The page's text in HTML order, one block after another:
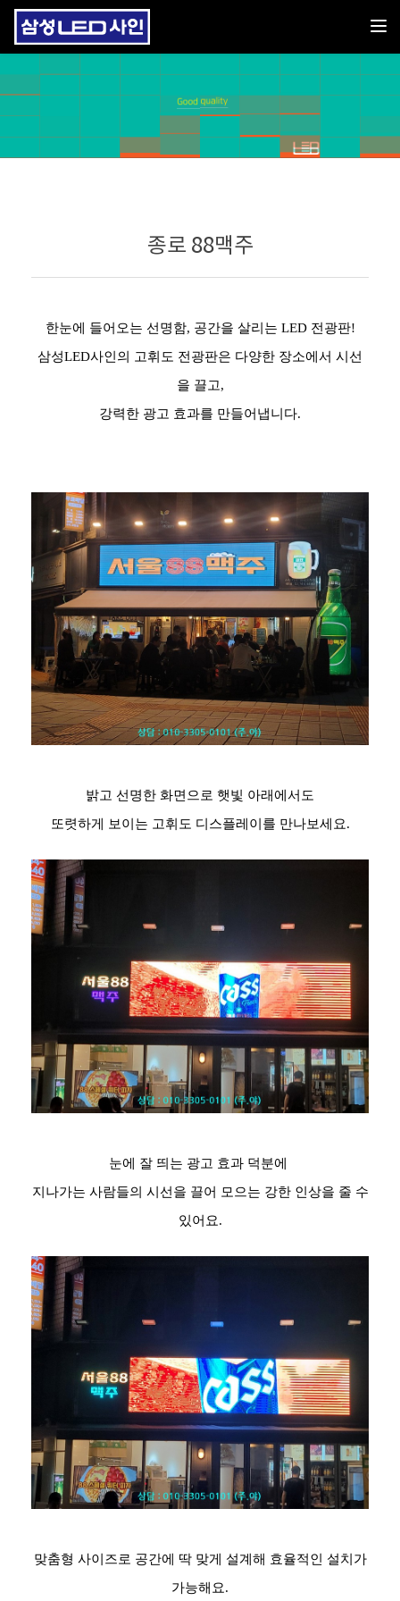
종로 88맥주
한눈에 들어오는 선명함, 공간을 살리는 LED 전광판!
삼성LED사인의 고휘도 전광판은 다양한 장소에서 시선
을 끌고,
강력한 광고 효과를 만들어냅니다.
밝고 선명한 화면으로 햇빛 아래에서도
또렷하게 보이는 고휘도 디스플레이를 만나보세요.
눈에 잘 띄는 광고 효과 덕분에
지나가는 사람들의 시선을 끌어 모으는 강한 인상을 줄 수
있어요.
맞춤형 사이즈로 공간에 딱 맞게 설계해 효율적인 설치가
가능해요.